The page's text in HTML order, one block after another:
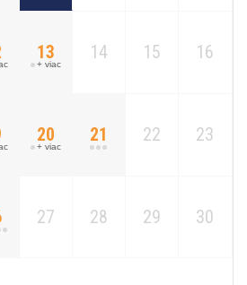
13
+ viac
14 15 16
20
+ viac
21 22 23
27 28 29 30